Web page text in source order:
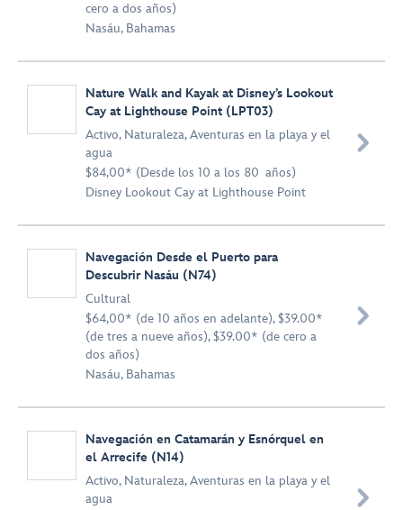
cero a dos años)
Nasáu, Bahamas
Nature Walk and Kayak at Disney’s Lookout
Cay at Lighthouse Point (LPT03)
Activo, Naturaleza,Aventuras en la playa y el
agua
$84,00* (Desde los 10 a los 80 años)
Disney Lookout Cay at Lighthouse Point

Navegación Desde el Puerto para
Descubrir Nasáu (N74)
Cultural
$64,00* (de 10 años en adelante), $39.00*
(de tres a nueve años), $39.00* (de cero a
dos años)
Nasáu, Bahamas

Navegación en Catamarán y Esnórquel en
el Arrecife (N14)
Activo, Naturaleza,Aventuras en la playa y el
agua
